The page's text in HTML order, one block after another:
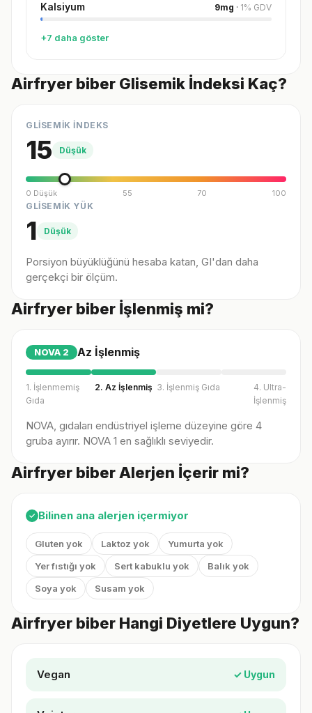
Kalsiyum 9mg · 1% GDV
+7 daha göster
Airfryer biber Glisemik İndeksi Kaç?
GLİSEMİK İNDEKS
15 Düşük
0 Düşük 55 70 100
GLİSEMİK YÜK
1 Düşük
Porsiyon büyüklüğünü hesaba katan, GI'dan daha
gerçekçi bir ölçüm.
Airfryer biber İşlenmiş mi?
NOVA 2 Az İşlenmiş
1. İşlenmemiş
Gıda
2. Az İşlenmiş 3. İşlenmiş Gıda
4. Ultra-
İşlenmiş
NOVA, gıdaları endüstriyel işleme düzeyine göre 4
gruba ayırır. NOVA 1 en sağlıklı seviyedir.
Airfryer biber Alerjen İçerir mi?
✓ Bilinen ana alerjen içermiyor
Gluten yok Laktoz yok
Yumurta yok
Yer fıstığı yok
Sert kabuklu yok
Balık yok
Soya yok
Susam yok
Airfryer biber Hangi Diyetlere Uygun?
Vegan ✓ Uygun